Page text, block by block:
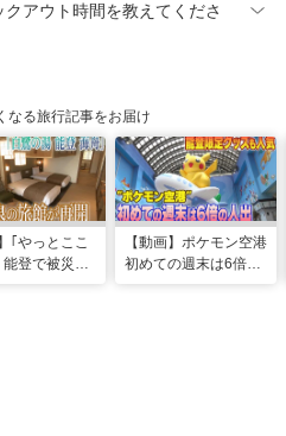
アウト時間を教えてくださ
なる旅行記事をお届け
｢やっとここ
登で被災の
【動画】ポケモン空港
初めての週末は6倍の